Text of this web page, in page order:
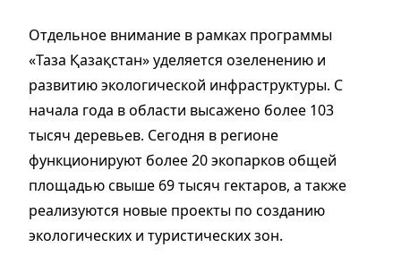
Отдельное внимание в рамках программы
«Таза Қазақстан» уделяется озеленению и
развитию экологической инфраструктуры. С
начала года в области высажено более 103
тысяч деревьев. Сегодня в регионе
функционируют более 20 экопарков общей
площадью свыше 69 тысяч гектаров, а также
реализуются новые проекты по созданию
экологических и туристических зон.